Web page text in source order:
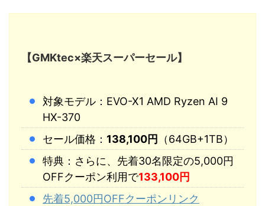
【GMKtec×楽天スーパーセール】
対象モデル：EVO-X1 AMD Ryzen AI 9
HX-370
セール価格： 138,100円 （64GB+1TB）
特典：さらに、先着30名限定の5,000円
OFFクーポン利用で133,100円
先着5,000円OFFクーポンリンク